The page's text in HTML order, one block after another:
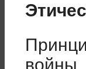
войны.